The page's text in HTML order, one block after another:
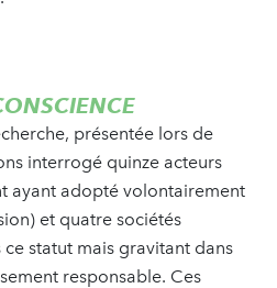
présentée lors de
interrogé quinze acteurs
ayant adopté volontairement
et quatre sociétés
ce statut mais gravitant dans
responsable. Ces